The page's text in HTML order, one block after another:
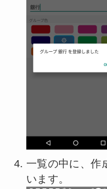
一覧の中に、作
います。